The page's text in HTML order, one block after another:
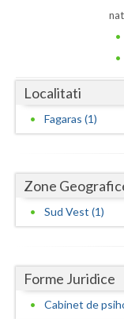
Galati
Giurgiu
Harghita
Hunedoara
Iasi
Ilfov
Localitati
Fagaras (1)
Zone
Sud Vest (1)
Forme Juridice
Cabinet de